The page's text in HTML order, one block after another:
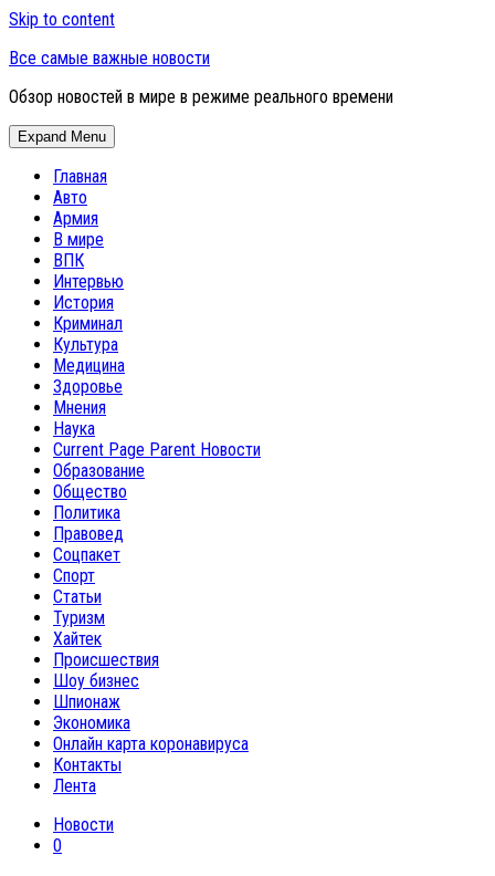
Skip to content
Все самые важные новости
Обзор новостей в мире в режиме реального времени
Expand Menu
Главная
Авто
Армия
В мире
ВПК
Интервью
История
Криминал
Культура
Медицина
Здоровье
Мнения
Наука
Current Page Parent Новости
Образование
Общество
Политика
Правовед
Соцпакет
Спорт
Статьи
Туризм
Хайтек
Происшествия
Шоу бизнес
Шпионаж
Экономика
Онлайн карта коронавируса
Контакты
Лента
Новости
0